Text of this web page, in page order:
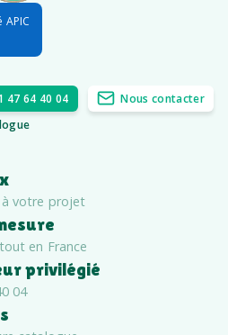
47 64 40 04
Nous contacter
votre projet
en France
privilégié
04